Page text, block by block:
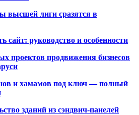
высшей лиги сразятся в
сайт: руководство и особенности
проектов продвижения бизнесов
и хамамов под ключ — полный
зданий из сэндвич-панелей